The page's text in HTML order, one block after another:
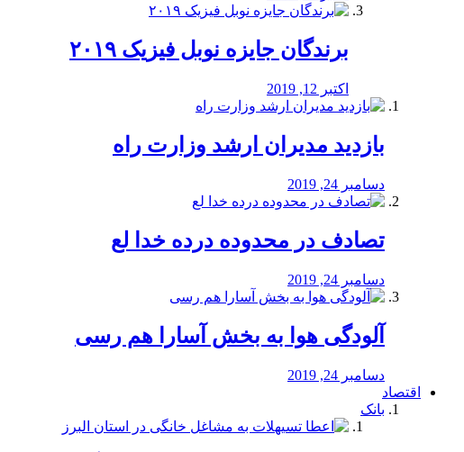
برندگان جایزه نوبل فیزیک ۲۰۱۹
اکتبر 12, 2019
بازدید مدیران ارشد وزارت راه
دسامبر 24, 2019
تصادف در محدوده درده خدا لع
دسامبر 24, 2019
آلودگی هوا به بخش آسارا هم رسی
دسامبر 24, 2019
اقتصاد
بانک